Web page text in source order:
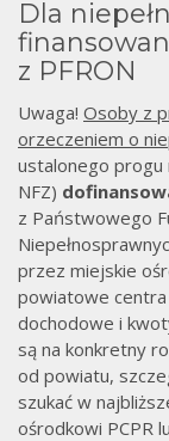
Dla
z PFRON
Uwaga! Osoby z
orzeczeniem o
ustalonego progu
NFZ)
z Państwowego
przez miejskie
powiatowe centra
dochodowe i
są na konkretny
od powiatu,
szukać w
ośrodkowi PCPR